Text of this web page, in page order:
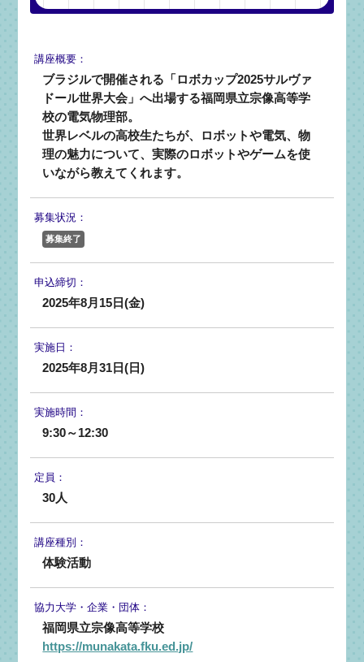
講座概要：
ブラジルで開催される「ロボカップ2025サルヴァ
ドール世界大会」へ出場する福岡県立宗像高等学
校の電気物理部。
世界レベルの高校生たちが、ロボットや電気、物
理の魅力について、実際のロボットやゲームを使
いながら教えてくれます。
募集状況：
募集終了
申込締切：
2025年8月15日(金)
実施日：
2025年8月31日(日)
実施時間：
9:30～12:30
定員：
30人
講座種別：
体験活動
協力大学・企業・団体：
福岡県立宗像高等学校
https://munakata.fku.ed.jp/